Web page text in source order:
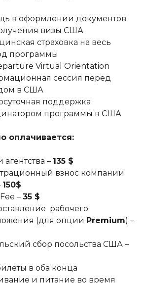
в оформлении документов
визы США
страховка на весь
программы
Virtual Orientation
сессия перед
в США
поддержка
программы в США
оплачивается:
агентства – 135 $
взнос компании
150$
– 35 $
рабочего
(для опции Premium) –
сбор посольства США –
в оба конца
и питание во время